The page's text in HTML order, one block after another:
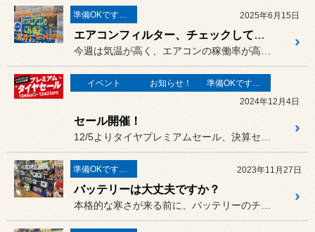
準備OKですか？ 2025年6月15日
エアコンフィルター、チェックしてみましょう
イベント お知らせ！
準備OKですか？
2024年12月4日
セール開催！
準備OKですか？ 2023年11月27日
バッテリーは大丈夫ですか？